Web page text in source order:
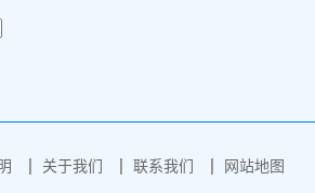
关于我们 联系我们 网站地图